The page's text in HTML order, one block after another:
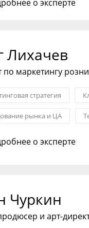
о эксперте
Лихачев
по маркетингу
стратегия
рынка и ЦА
рекламао эксперте
Чуркин
и арт-